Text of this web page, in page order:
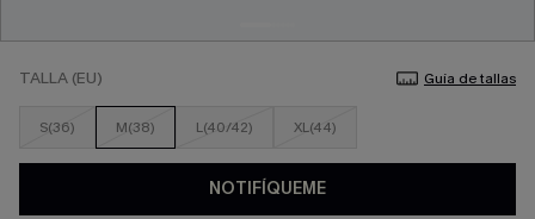
TALLA (EU) Guía de tallas
S(36) M(38) L(40/42) XL(44)
NOTIFÍQUEME